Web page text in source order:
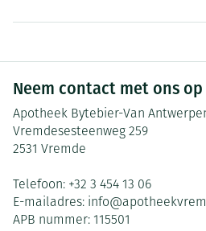
Neem contact met ons op
Apotheek Bytebier-Van
Vremdesesteenweg 259
2531 Vremde
Telefoon: +32 3 454 13 06
E-mailadres: info@
APB nummer: 115501